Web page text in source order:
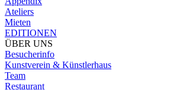
Ateliers
Mieten
EDITIONEN
ÜBER UNS
Besucherinfo
Kunstverein & Künstlerhaus
Team
Restaurant